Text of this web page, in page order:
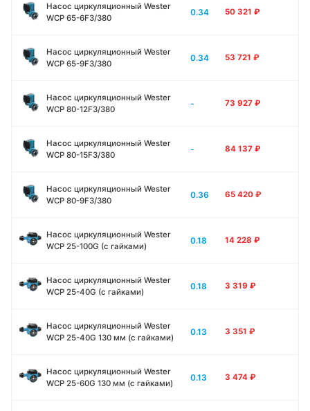
Насос циркуляционный Wester
WCP 65-6F3/380
0.34 50 321 ₽
Насос циркуляционный Wester
WCP 65-9F3/380
0.34 53 721 ₽
Насос циркуляционный Wester
WCP 80-12F3/380
- 73 927 ₽
Насос циркуляционный Wester
WCP 80-15F3/380
- 84 137 ₽
Насос циркуляционный Wester
WCP 80-9F3/380
0.36 65 420 ₽
Насос циркуляционный Wester
WCP 25-100G (с гайками)
0.18 14 228 ₽
Насос циркуляционный Wester
WCP 25-40G (с гайками)
0.18 3 319 ₽
Насос циркуляционный Wester
WCP 25-40G 130 мм (с гайками)
0.13 3 351 ₽
Насос циркуляционный Wester
WCP 25-60G 130 мм (с гайками)
0.13 3 474 ₽